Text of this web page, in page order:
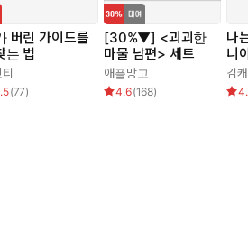
버린 가이드를
는 법
(77)
[30%▼] <괴괴한
마물 남편> 세트
애플망고
4.6(168)
나
니
김